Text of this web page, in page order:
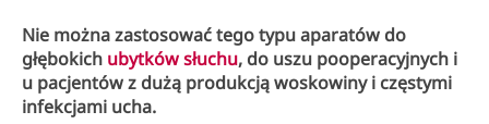
Nie można zastosować tego typu aparatów do
głębokich ubytków słuchu, do uszu pooperacyjnych i
u pacjentów z dużą produkcją woskowiny i częstymi
infekcjami ucha.